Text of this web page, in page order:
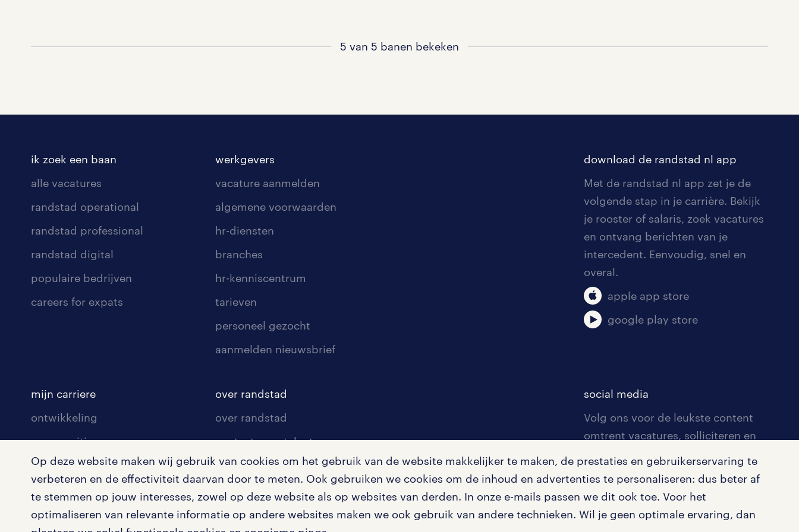
Op deze website maken wij gebruik van cookies om het gebruik van de website makkelijker te maken, de prestaties en gebruikerservaring te
verbeteren en de effectiviteit daarvan door te meten. Ook gebruiken we cookies om de inhoud en advertenties te personaliseren: dus beter af
te stemmen op jouw interesses, zowel op deze website als op websites van derden. In onze e-mails passen we dit ook toe. Voor het
optimaliseren van relevante informatie op andere websites maken we ook gebruik van andere technieken. Wil je geen optimale ervaring, dan
5 van 5 banen bekeken
ik zoek een baan
alle vacatures
randstad operational
randstad professional
randstad digital
populaire bedrijven
careers for expats
werkgevers
vacature aanmelden
algemene voorwaarden
hr-diensten
branches
hr-kenniscentrum
tarieven
personeel gezocht
aanmelden nieuwsbrief
mijn carriere
ontwikkeling
communities
opleidingen en trainingen
arbeidsvoorwaarden
over randstad
over randstad
contact voor talent
contact voor werkgevers
pers
download de randstad nl app
Met de randstad nl app zet je de
volgende stap in je carrière. Bekijk
je rooster of salaris, zoek vacatures
en ontvang berichten van je
intercedent. Eenvoudig, snel en
overal.
apple app store
google play store
social media
Volg ons voor de leukste content
omtrent vacatures, solliciteren en